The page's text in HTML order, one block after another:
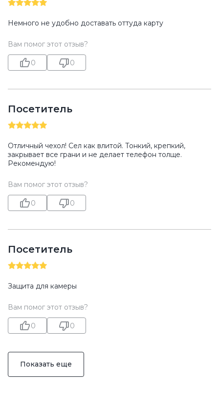
Немного не удобно доставать оттуда карту
Вам помог этот отзыв?
0 0
Посетитель
Отличный чехол! Сел как влитой. Тонкий, крепкий,
закрывает все грани и не делает телефон толще.
Рекомендую!
Вам помог этот отзыв?
0 0
Посетитель
Защита для камеры
Вам помог этот отзыв?
0 0
Показать еще